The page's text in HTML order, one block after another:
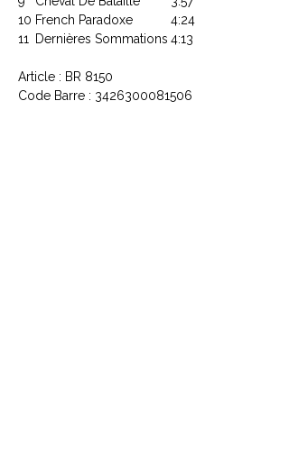
10 French Paradoxe
4:24
11
Dernières Sommations 4:13
Article : BR 8150
Code Barre : 3426300081506